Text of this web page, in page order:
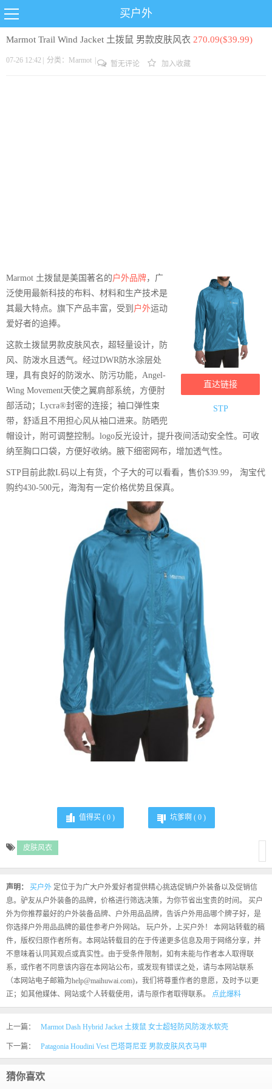
买户外
Marmot Trail Wind Jacket 土拨鼠 男款皮肤风衣 270.09($39.99)
07-26 12:42 分类： Marmot 暂无评论 加入收藏
直达链接
STP
Marmot 土拨鼠是美国著名的户外品牌，广
泛使用最新科技的布料、材料和生产技术是
其最大特点。旗下产品丰富，受到 户外运动
爱好者的追捧。
这款土拨鼠男款皮肤风衣，超轻量设计，防
风、防泼水且透气。经过DWR防水涂层处
理，具有良好的防泼水、防污功能，Angel-
Wing Movement天使之翼肩部系统，方便肘
部活动；Lycra®封密的连接；袖口弹性束
带，舒适且不用担心风从袖口进来。防晒兜
帽设计，附可调整控制。logo反光设计，提升夜间活动安全性。可收
纳至胸口口袋，方便好收纳。腋下细密网布，增加透气性。
STP目前此款L码以上有货，个子大的可以看看，售价$39.99， 淘宝代
购约430-500元，海淘有一定价格优势且保真。
值得买 ( 0) 坑爹啊 ( 0)
皮肤风衣
声明： 买户外 定位于为广大户外爱好者提供精心挑选促销户外装备以及促销信
息。驴友从户外装备的品牌，价格进行筛选决策，为你节省出宝贵的时间。 买户
外为你推荐最好的户外装备品牌、户外用品品牌，告诉户外用品哪个牌子好，是
你选择户外用品品牌的最佳参考户外网站。 玩户外，上买户外！ 本网站转载的稿
件，版权归原作者所有。本网站转载目的在于传递更多信息及用于网络分享，并
不意味着认同其观点或真实性。由于受条件限制，如有未能与作者本人取得联
系，或作者不同意该内容在本网站公布，或发现有错误之处，请与本网站联系
（本网站电子邮箱为help@maihuwai.com)，我们将尊重作者的意愿，及时予以更
正；如其他媒体、网站或个人转载使用，请与原作者取得联系。 点此爆料
上一篇： Marmot Dash Hybrid Jacket 土拨鼠 女士超轻防风防泼水软壳
下一篇： Patagonia Houdini Vest 巴塔哥尼亚 男款皮肤风衣马甲
猜你喜欢